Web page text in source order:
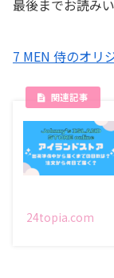
最後までお読み
7 MEN 侍のオリ
24topia.com